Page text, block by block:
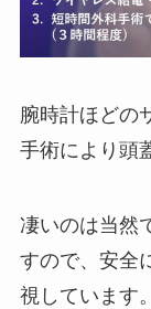
腕時計ほどの
手術により頭
凄いのは当然
すので、安全
視しています。